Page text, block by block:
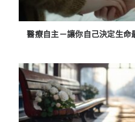
醫療自主－讓你自己決定生命